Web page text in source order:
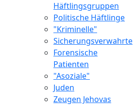
Häftlingsgruppen
Politische Häftlinge
"Kriminelle"
Sicherungsverwahrte
Forensische
Patienten
"Asoziale"
Juden
Zeugen Jehovas